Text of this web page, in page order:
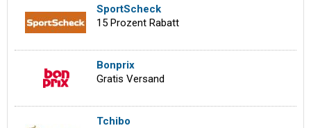
SportScheck
15 Prozent Rabatt
Bonprix
Gratis Versand
Tchibo